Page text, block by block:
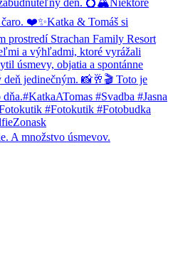
A množstvo úsmevov.